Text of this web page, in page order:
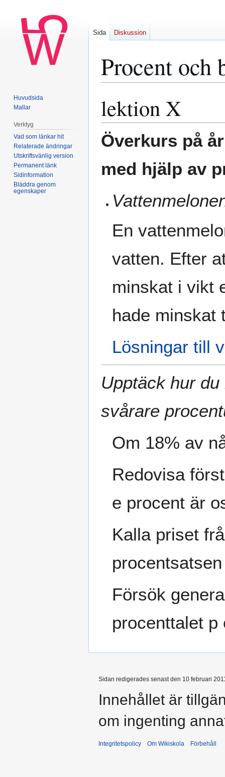
Procent och
lektion X
Överkurs på
med hjälp av
En
vatten. Efter
minskat i vikt
hade minskat
Lösningar till
Upptäck hur
svårare
Om 18% av
Redovisa
e procent är
Kalla priset
Försök
procenttalet p
Sida Diskussion
Huvudsida
Mallar
Verktyg
Vad som länkar hit
Relaterade ändringar
Utskriftsvänlig version
Permanent länk
Sidinformation
Bläddra genom
egenskaper
Sidan redigerades senast den 10 februari
Innehållet är
om ingenting
Integritetspolicy Om Wikiskola Förbehåll